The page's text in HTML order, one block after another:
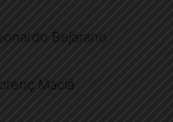
Bejarano
Macià